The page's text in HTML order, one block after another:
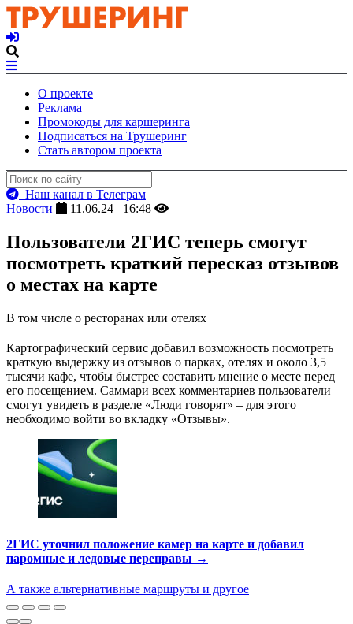
О проекте
Реклама
Промокоды для каршеринга
Подписаться на Трушеринг
Стать автором проекта
Наш канал в Телеграм
Новости
11.06.24 16:48 —
Пользователи 2ГИС теперь смогут
посмотреть краткий пересказ отзывов
о местах на карте
В том числе о ресторанах или отелях
Картографический сервис добавил возможность посмотреть
краткую выдержку из отзывов о парках, отелях и около 3,5
тысячи кафе, чтобы быстрее составить мнение о месте перед
его посещением. Саммари всех комментариев пользователи
смогут увидеть в разделе «Люди говорят» – для этого
необходимо войти во вкладку «Отзывы».
2ГИС уточнил положение камер на карте и добавил
паромные и ледовые переправы →
А также альтернативные маршруты и другое